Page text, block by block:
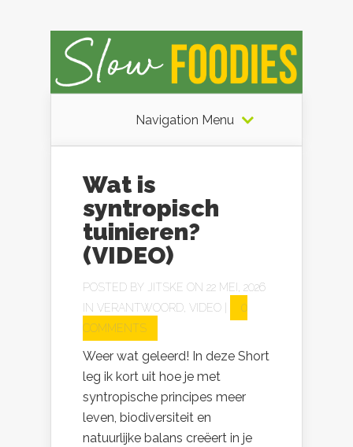
Navigation Menu
Wat is
syntropisch
tuinieren?
(VIDEO)
POSTED BY JITSKE ON 22 MEI, 2026
IN VERANTWOORD, VIDEO
0
COMMENTS
Weer wat geleerd! In deze Short
leg ik kort uit hoe je met
syntropische principes meer
leven, biodiversiteit en
natuurlijke balans creëert in je